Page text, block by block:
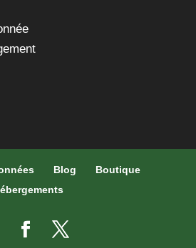
Blog
Boutique